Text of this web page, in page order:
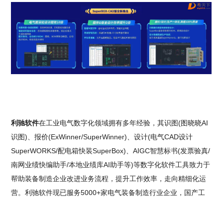
利驰软件在工业电气数字化领域拥有多年经验，其识图(图晓晓AI
识图)、报价(ExWinner/SuperWinner)、设计(电气CAD设计
SuperWORKS/配电箱快装SuperBox)、AIGC智慧标书(发票验真/
南网业绩快编助手/本地业绩库AI助手等)等数字化软件工具致力于
帮助装备制造企业改进业务流程，提升工作效率，走向精细化运
营。利驰软件现已服务5000+家电气装备制造行业企业，国产工